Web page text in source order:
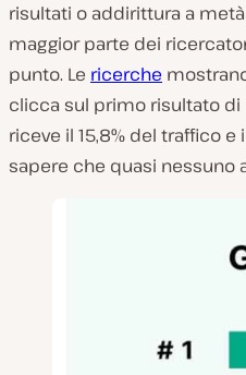
risultati o addirittura a
maggior parte dei
punto. Le ricerche
clicca sul primo risultato di
riceve il 15,8% del traffico e
sapere che quasi nessuno